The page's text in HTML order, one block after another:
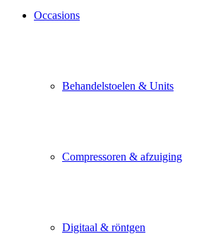
Occasions
Behandelstoelen & Units
Compressoren & afzuiging
Digitaal & röntgen